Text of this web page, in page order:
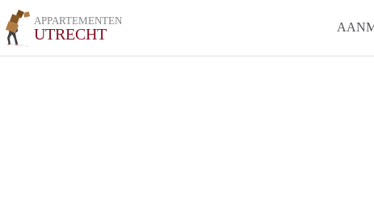
APPARTEMENTEN
UTRECHT